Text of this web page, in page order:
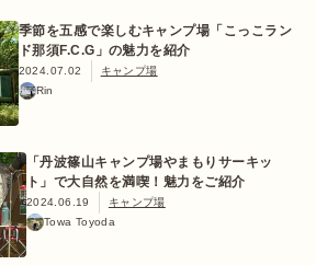
季節を五感で楽しむキャンプ場「こっこラン
ド那須F.C.G」の魅力を紹介
2024.07.02
キャンプ場
Rin
「丹波篠山キャンプ場やまもりサーキッ
ト」で大自然を満喫！魅力をご紹介
2024.06.19
キャンプ場
Towa Toyoda